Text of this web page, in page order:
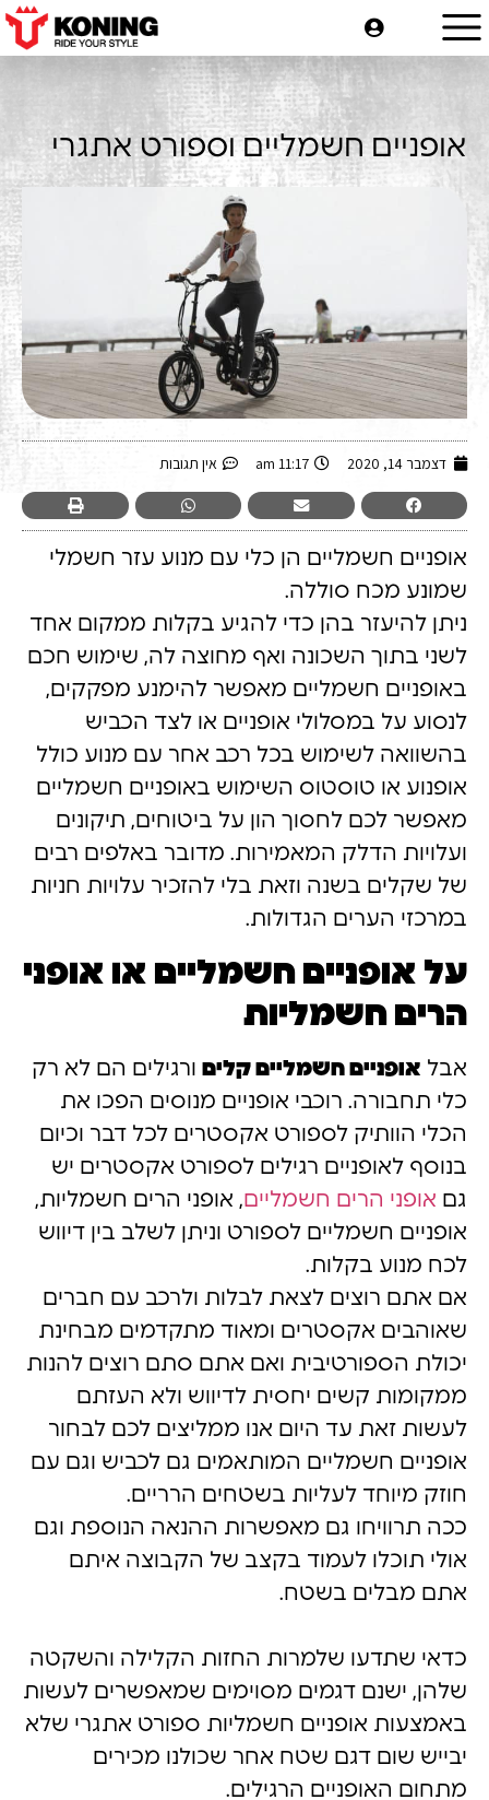
אופניים חשמליים וספורט אתגרי
-
דצמבר 14, 2020 11:17 am אין תגובות
אופניים חשמליים הן כלי עם מנוע עזר חשמלי
שמונע מכח סוללה.
ניתן להיעזר בהן כדי להגיע בקלות ממקום אחד
לשני בתוך השכונה ואף מחוצה לה, שימוש חכם
באופניים חשמליים מאפשר להימנע מפקקים,
לנסוע על במסלולי אופניים או לצד הכביש
בהשוואה לשימוש בכל רכב אחר עם מנוע כולל
אופנוע או טוסטוס השימוש באופניים חשמליים
מאפשר לכם לחסוך הון על ביטוחים, תיקונים
ועלויות הדלק המאמירות. מדובר באלפים רבים
של שקלים בשנה וזאת בלי להזכיר עלויות חניות
במרכזי הערים הגדולות.
על אופניים חשמליים או אופני
הרים חשמליות
אבל אופניים חשמליים קלים ורגילים הם לא רק
כלי תחבורה. רוכבי אופניים מנוסים הפכו את
הכלי הוותיק לספורט אקסטרים לכל דבר וכיום
בנוסף לאופניים רגילים לספורט אקסטרים יש
גם אופני הרים חשמליים, אופני הרים חשמליות,
אופניים חשמליים לספורט וניתן לשלב בין דיווש
לכח מנוע בקלות.
אם אתם רוצים לצאת לבלות ולרכב עם חברים
שאוהבים אקסטרים ומאוד מתקדמים מבחינת
יכולת הספורטיבית ואם אתם סתם רוצים להנות
ממקומות קשים יחסית לדיווש ולא העזתם
לעשות זאת עד היום אנו ממליצים לכם לבחור
אופניים חשמליים המותאמים גם לכביש וגם עם
חוזק מיוחד לעליות בשטחים הרריים.
ככה תרוויחו גם מאפשרות ההנאה הנוספת וגם
אולי תוכלו לעמוד בקצב של הקבוצה איתם
אתם מבלים בשטח.
כדאי שתדעו שלמרות החזות הקלילה והשקטה
שלהן, ישנם דגמים מסוימים שמאפשרים לעשות
באמצעות אופניים חשמליות ספורט אתגרי שלא
יבייש שום דגם שטח אחר שכולנו מכירים
מתחום האופניים הרגילים.